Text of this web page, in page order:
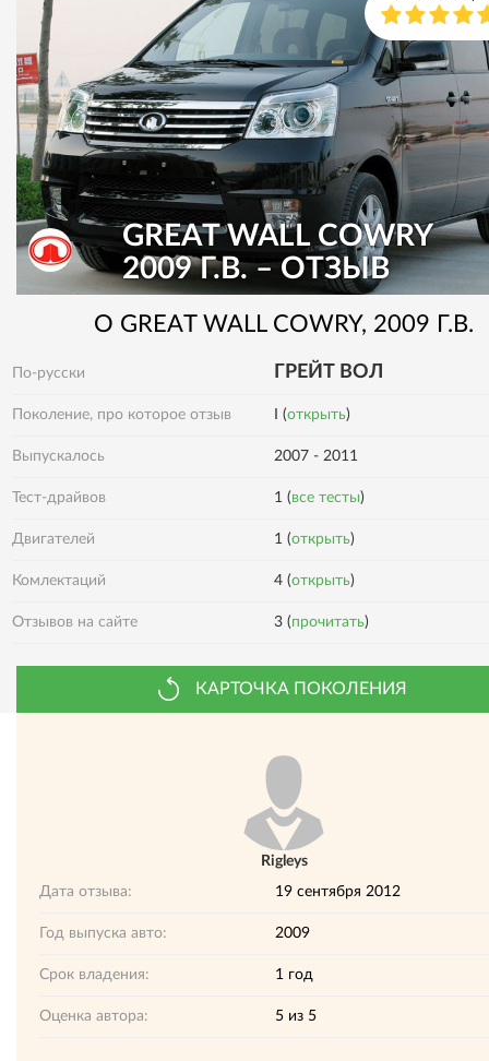
GREAT WALL COWRY
2009 Г.В. – ОТЗЫВ
О GREAT WALL COWRY, 2009 Г.В.
По-русски ГРЕЙТ ВОЛ
Поколение, про которое отзыв I (открыть)
Выпускалось 2007 - 2011
Тест-драйвов 1 (все тесты)
Двигателей 1 (открыть)
Комлектаций 4 (открыть)
Отзывов на сайте 3 (прочитать)
КАРТОЧКА ПОКОЛЕНИЯ
Rigleys
Дата отзыва: 19 сентября 2012
Год выпуска авто: 2009
Срок владения: 1 год
Оценка автора: 5из 5